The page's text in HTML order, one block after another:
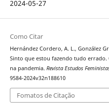
2024-05-27
Como Citar
Hernández Cordero, A. L., González
Sinto que estou fazendo tudo
na pandemia. Revista Estudos
9584-2024v32n188610
Fomatos de Citação